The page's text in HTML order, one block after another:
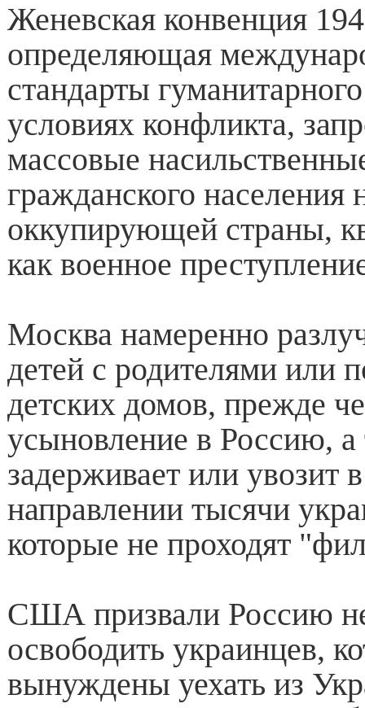
Женевская конвенция
определяющая
стандарты
условиях конфликта,
массовые
гражданского населения
оккупирующей страны,
как военное
Москва намеренно
детей с родителями или
детских домов, прежде
усыновление в Россию, а
задерживает или увозит
направлении тысячи
которые не проходят
США призвали Россию
освободить украинцев,
вынуждены уехать из